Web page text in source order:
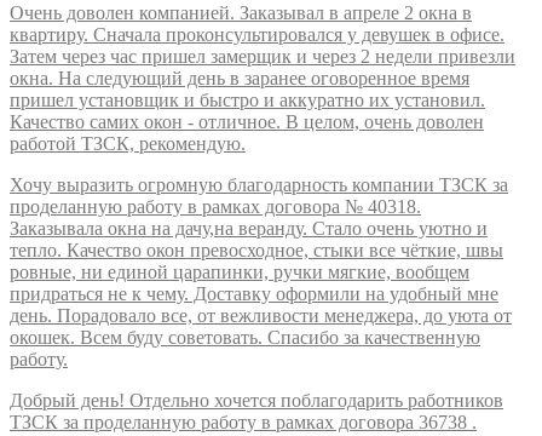
Очень доволен компанией. Заказывал в апреле 2 окна в
квартиру. Сначала проконсультировался у девушек в офисе.
Затем через час пришел замерщик и через 2 недели привезли
окна. На следующий день в заранее оговоренное время
пришел установщик и быстро и аккуратно их установил.
Качество самих окон - отличное. В целом, очень доволен
работой ТЗСК, рекомендую.
Хочу выразить огромную благодарность компании ТЗСК за
проделанную работу в рамках договора № 40318.
Заказывала окна на дачу,на веранду. Стало очень уютно и
тепло. Качество окон превосходное, стыки все чёткие, швы
ровные, ни единой царапинки, ручки мягкие, вообщем
придраться не к чему. Доставку оформили на удобный мне
день. Порадовало все, от вежливости менеджера, до уюта от
окошек. Всем буду советовать. Спасибо за качественную
работу.
Добрый день! Отдельно хочется поблагодарить работников
ТЗСК за проделанную работу в рамках договора 36738 .